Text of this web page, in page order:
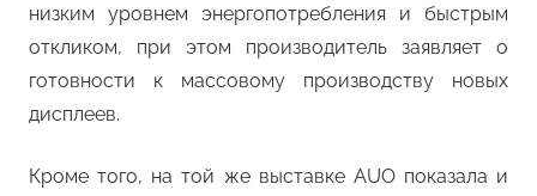
низким уровнем энергопотребления и быстрым
откликом, при этом производитель заявляет о
готовности к массовому производству новых
дисплеев.
Кроме того, на той же выставке AUO показала и